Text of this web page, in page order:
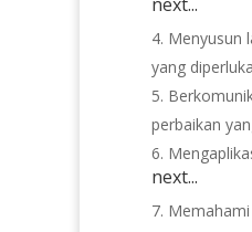
Menyusun
yang
perbaikan
next...